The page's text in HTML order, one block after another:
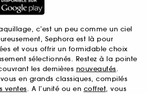
c’est un peu comme un ciel
Sephora est là pour
et vous offrir un formidable choix
sélectionnés. Restez à la pointe
les dernières nouveautés.
en grands classiques, compilés
ventes. A l’unité ou en coffret, vous